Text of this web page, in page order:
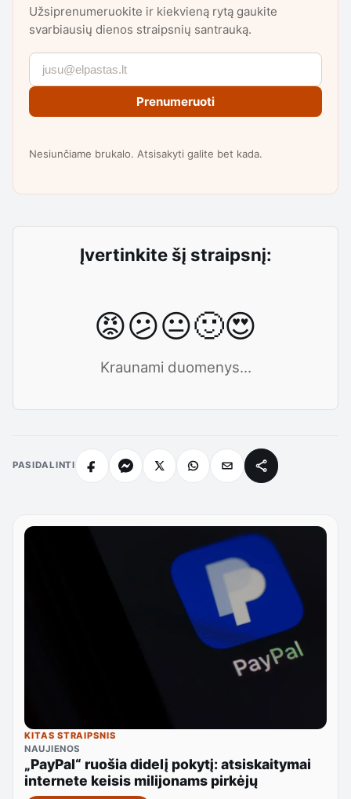
Užsiprenumeruokite ir kiekvieną rytą gaukite
svarbiausių dienos straipsnių santrauką.
Prenumeruoti
Nesiunčiame brukalo. Atsisakyti galite bet kada.
Įvertinkite šį straipsnį:
😡😕😐🙂😍
Kraunami duomenys...
PASIDALINTI
KITAS STRAIPSNIS
NAUJIENOS
„PayPal“ ruošia didelį pokytį: atsiskaitymai
internete keisis milijonams pirkėjų